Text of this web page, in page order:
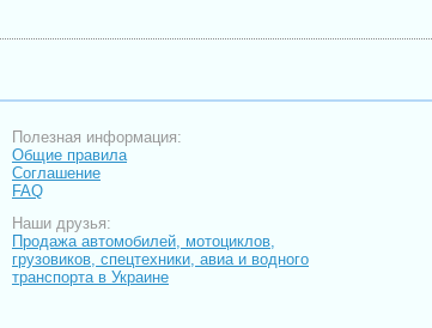
Полезная информация:
Общие правила
Соглашение
FAQ
Наши друзья:
Продажа автомобилей, мотоциклов,
грузовиков, спецтехники, авиа и водного
транспорта в Украине